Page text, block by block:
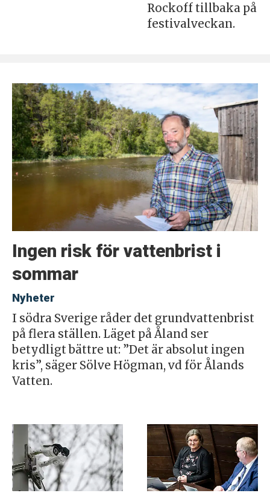
Rockoff tillbaka på
festivalveckan.
Ingen risk för vattenbrist i
sommar
Nyheter
I södra Sverige råder det grundvattenbrist
på flera ställen. Läget på Åland ser
betydligt bättre ut: ”Det är absolut ingen
kris”, säger Sölve Högman, vd för Ålands
Vatten.